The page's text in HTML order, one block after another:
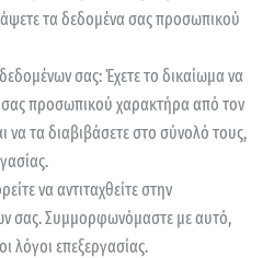
τα δεδομένα σας προσωπικού
σας: Έχετε το δικαίωμα να
προσωπικού χαρακτήρα από τον
να τα διαβιβάσετε στο σύνολό τους,
να αντιταχθείτε στην
σας. Συμμορφωνόμαστε με αυτό,
λόγοι επεξεργασίας.